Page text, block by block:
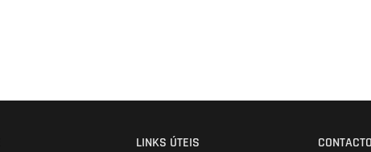
LINKS ÚTEIS CONTACTO